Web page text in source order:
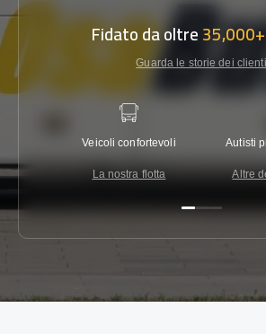
Fidato da oltre35,000+
Guarda le storie dei clienti
Veicoli confortevoli
La nostra flotta
Autisti
Altre